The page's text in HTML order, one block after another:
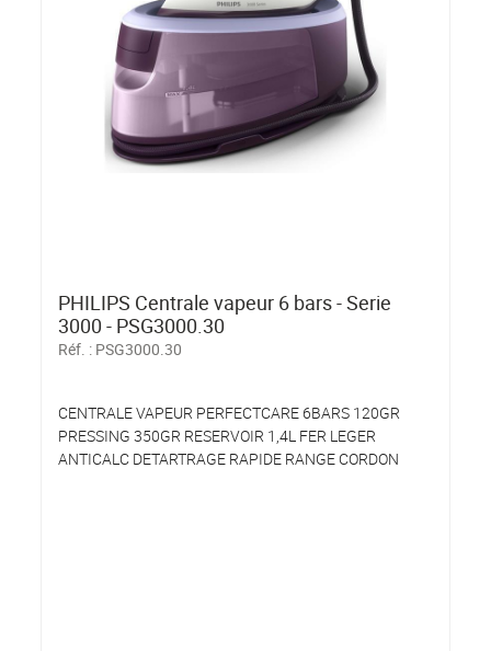
PHILIPS Centrale vapeur 6 bars - Serie
3000 - PSG3000.30
Réf. : PSG3000.30
CENTRALE VAPEUR PERFECTCARE 6BARS 120GR
PRESSING 350GR RESERVOIR 1,4L FER LEGER
ANTICALC DETARTRAGE RAPIDE RANGE CORDON